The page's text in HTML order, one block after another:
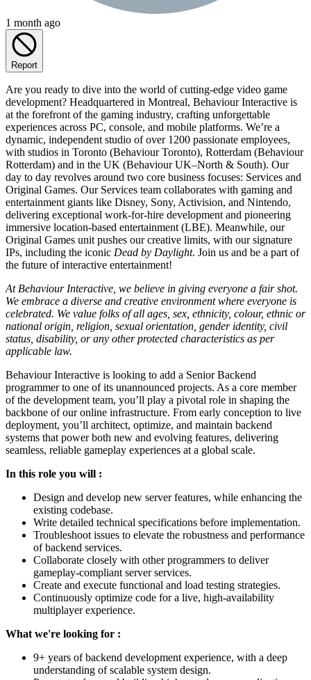
1 month ago
Report
Are you ready to dive into the world of cutting-edge video game
development? Headquartered in Montreal, Behaviour Interactive is
at the forefront of the gaming industry, crafting unforgettable
experiences across PC, console, and mobile platforms. We’re a
dynamic, independent studio of over 1200 passionate employees,
with studios in Toronto (Behaviour Toronto), Rotterdam (Behaviour
Rotterdam) and in the UK (Behaviour UK–North & South). Our
day to day revolves around two core business focuses: Services and
Original Games. Our Services team collaborates with gaming and
entertainment giants like Disney, Sony, Activision, and Nintendo,
delivering exceptional work-for-hire development and pioneering
immersive location-based entertainment (LBE). Meanwhile, our
Original Games unit pushes our creative limits, with our signature
IPs, including the iconic Dead by Daylight. Join us and be a part of
the future of interactive entertainment!
At Behaviour Interactive, we believe in giving everyone a fair shot.
We embrace a diverse and creative environment where everyone is
celebrated. We value folks of all ages, sex, ethnicity, colour, ethnic or
national origin, religion, sexual orientation, gender identity, civil
status, disability, or any other protected characteristics as per
applicable law.
Behaviour Interactive is looking to add a Senior Backend
programmer to one of its unannounced projects. As a core member
of the development team, you’ll play a pivotal role in shaping the
backbone of our online infrastructure. From early conception to live
deployment, you’ll architect, optimize, and maintain backend
systems that power both new and evolving features, delivering
seamless, reliable gameplay experiences at a global scale.
In this role you will :
Design and develop new server features, while enhancing the
existing codebase.
Write detailed technical specifications before implementation.
Troubleshoot issues to elevate the robustness and performance
of backend services.
Collaborate closely with other programmers to deliver
gameplay-compliant server services.
Create and execute functional and load testing strategies.
Continuously optimize code for a live, high-availability
multiplayer experience.
What we're looking for :
9+ years of backend development experience, with a deep
understanding of scalable system design.